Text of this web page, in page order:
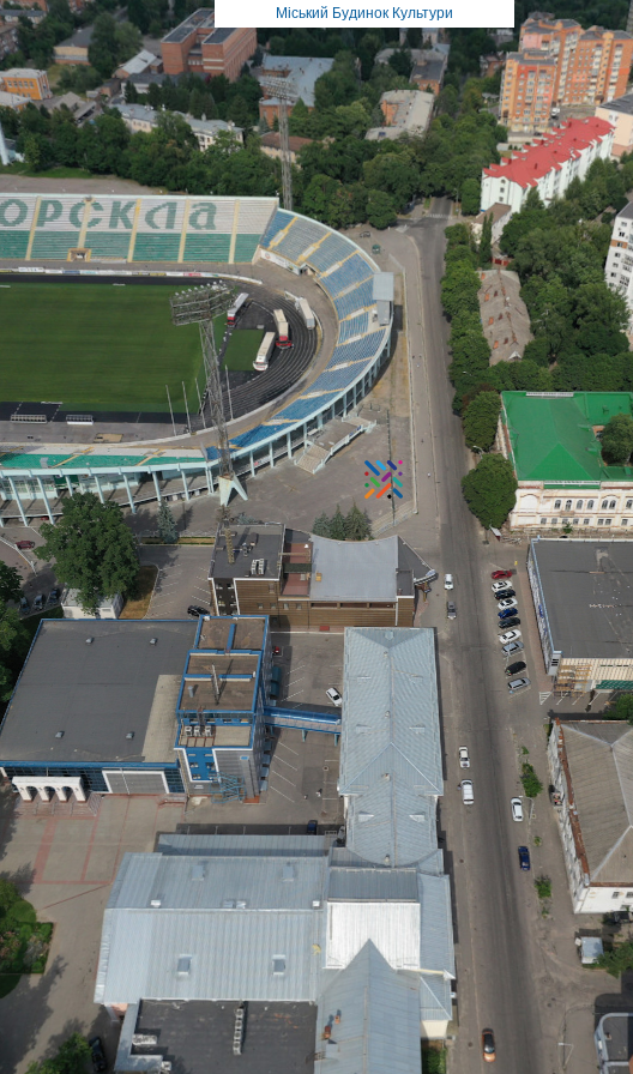
Міський Будинок Культури